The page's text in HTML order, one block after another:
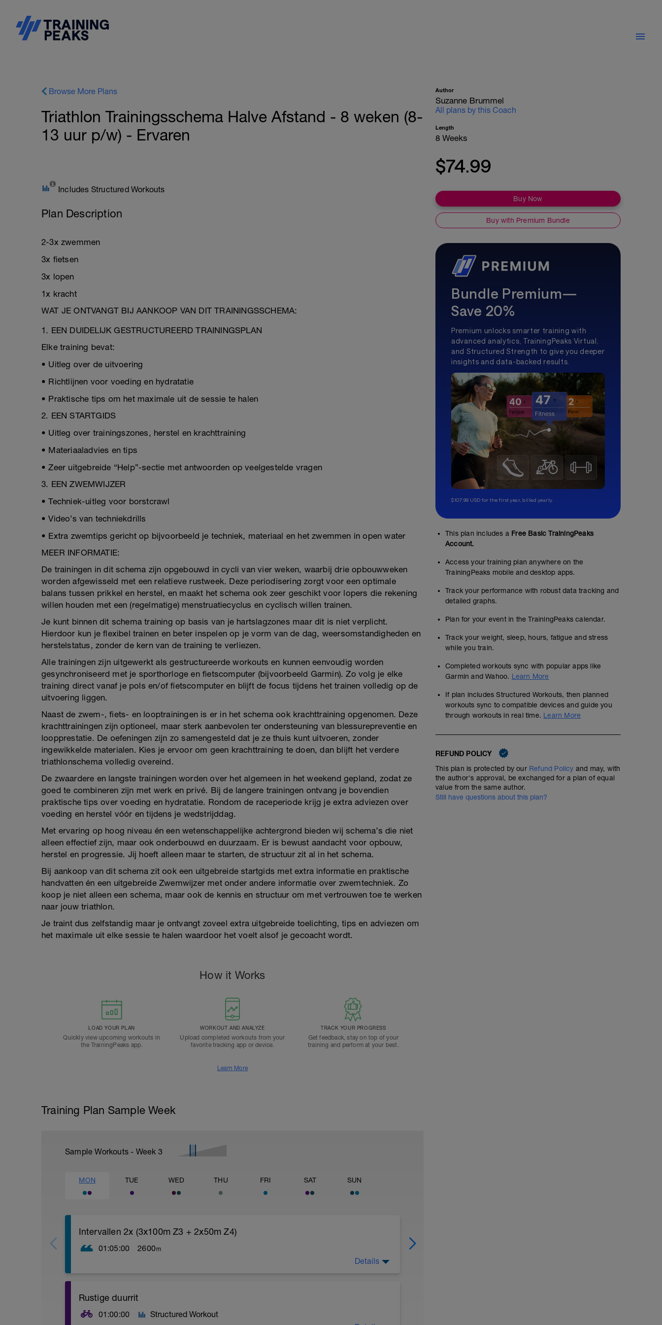
Browse More Plans
Triathlon Trainingsschema Halve Afstand - 8 weken (8-
13 uur p/w) - Ervaren
Includes Structured Workouts
Plan Description
2-3x zwemmen
3x fietsen
3x lopen
1x kracht
WAT JE ONTVANGT BIJ AANKOOP VAN DIT TRAININGSSCHEMA:
1. EEN DUIDELIJK GESTRUCTUREERD TRAININGSPLAN
Elke training bevat:
• Uitleg over de uitvoering
• Richtlijnen voor voeding en hydratatie
• Praktische tips om het maximale uit de sessie te halen
2. EEN STARTGIDS
• Uitleg over trainingszones, herstel en krachttraining
• Materiaaladvies en tips
• Zeer uitgebreide “Help”-sectie met antwoorden op veelgestelde vragen
3. EEN ZWEMWIJZER
• Techniek-uitleg voor borstcrawl
• Video’s van techniekdrills
• Extra zwemtips gericht op bijvoorbeeld je techniek, materiaal en het zwemmen in open water
MEER INFORMATIE:
De trainingen in dit schema zijn opgebouwd in cycli van vier weken, waarbij drie opbouwweken
worden afgewisseld met een relatieve rustweek. Deze periodisering zorgt voor een optimale
balans tussen prikkel en herstel, en maakt het schema ook zeer geschikt voor lopers die rekening
willen houden met een (regelmatige) menstruatiecyclus en cyclisch willen trainen.
Je kunt binnen dit schema training op basis van je hartslagzones maar dit is niet verplicht.
Hierdoor kun je flexibel trainen en beter inspelen op je vorm van de dag, weersomstandigheden en
herstelstatus, zonder de kern van de training te verliezen.
Alle trainingen zijn uitgewerkt als gestructureerde workouts en kunnen eenvoudig worden
gesynchroniseerd met je sporthorloge en fietscomputer (bijvoorbeeld Garmin). Zo volg je elke
training direct vanaf je pols en/of fietscomputer en blijft de focus tijdens het trainen volledig op de
uitvoering liggen.
Naast de zwem-, fiets- en looptrainingen is er in het schema ook krachttraining opgenomen. Deze
krachttrainingen zijn optioneel, maar sterk aanbevolen ter ondersteuning van blessurepreventie en
loopprestatie. De oefeningen zijn zo samengesteld dat je ze thuis kunt uitvoeren, zonder
ingewikkelde materialen. Kies je ervoor om geen krachttraining te doen, dan blijft het verdere
triathlonschema volledig overeind.
De zwaardere en langste trainingen worden over het algemeen in het weekend gepland, zodat ze
goed te combineren zijn met werk en privé. Bij de langere trainingen ontvang je bovendien
praktische tips over voeding en hydratatie. Rondom de raceperiode krijg je extra adviezen over
voeding en herstel vóór en tijdens je wedstrijddag.
Met ervaring op hoog niveau én een wetenschappelijke achtergrond bieden wij schema’s die niet
alleen effectief zijn, maar ook onderbouwd en duurzaam. Er is bewust aandacht voor opbouw,
herstel en progressie. Jij hoeft alleen maar te starten, de structuur zit al in het schema.
Bij aankoop van dit schema zit ook een uitgebreide startgids met extra informatie en praktische
handvatten én een uitgebreide Zwemwijzer met onder andere informatie over zwemtechniek. Zo
koop je niet alleen een schema, maar ook de kennis en structuur om met vertrouwen toe te werken
naar jouw triathlon.
Je traint dus zelfstandig maar je ontvangt zoveel extra uitgebreide toelichting, tips en adviezen om
het maximale uit elke sessie te halen waardoor het voelt alsof je gecoacht wordt.
How it Works
LOAD YOUR PLAN
Quickly view upcoming workouts in
the TrainingPeaks app.
WORKOUT AND ANALYZE
Upload completed workouts from your
favorite tracking app or device.
TRACK YOUR PROGRESS
Get feedback, stay on top of your
training and perform at your best.
Learn More
Training Plan Sample Week
Sample Workouts - Week 3
MON TUE WED THU FRI SAT SUN
Intervallen 2x (3x100m Z3 + 2x50m Z4)
01:05:00 2600m
2x50m BC Z3 - R=20
200m elke heenweg BC, terugweg ES
Details
Rustige duurrit
01:00:00 Structured Workout
Author
Suzanne Brummel
All plans by this Coach
Length
8 Weeks
$74.99
Buy Now
Buy with Premium Bundle
Bundle Premium—
Save 20%
Premium unlocks smarter training with
advanced analytics, TrainingPeaks Virtual,
and Structured Strength to give you deeper
insights and data-backed results.
$107.99 USD for the first year, billed yearly.
This plan includes a Free Basic TrainingPeaks
Account.
Access your training plan anywhere on the
TrainingPeaks mobile and desktop apps.
Track your performance with robust data tracking and
detailed graphs.
Plan for your event in the TrainingPeaks calendar.
Track your weight, sleep, hours, fatigue and stress
while you train.
Completed workouts sync with popular apps like
Garmin and Wahoo. Learn More
If plan includes Structured Workouts, then planned
workouts sync to compatible devices and guide you
through workouts in real time. Learn More
REFUND POLICY
This plan is protected by our Refund Policy and may, with
the author's approval, be exchanged for a plan of equal
value from the same author.
Still have questions about this plan?